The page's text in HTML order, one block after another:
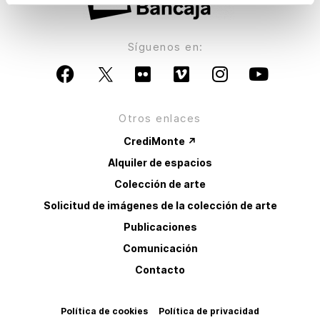
Síguenos en:
Otros enlaces
CrediMonte ↗
Alquiler de espacios
Colección de arte
Solicitud de imágenes de la colección de arte
Publicaciones
Comunicación
Contacto
Política de cookies Política de privacidad